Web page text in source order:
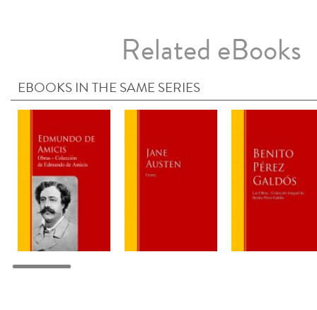
Related eBooks
EBOOKS IN THE SAME SERIES